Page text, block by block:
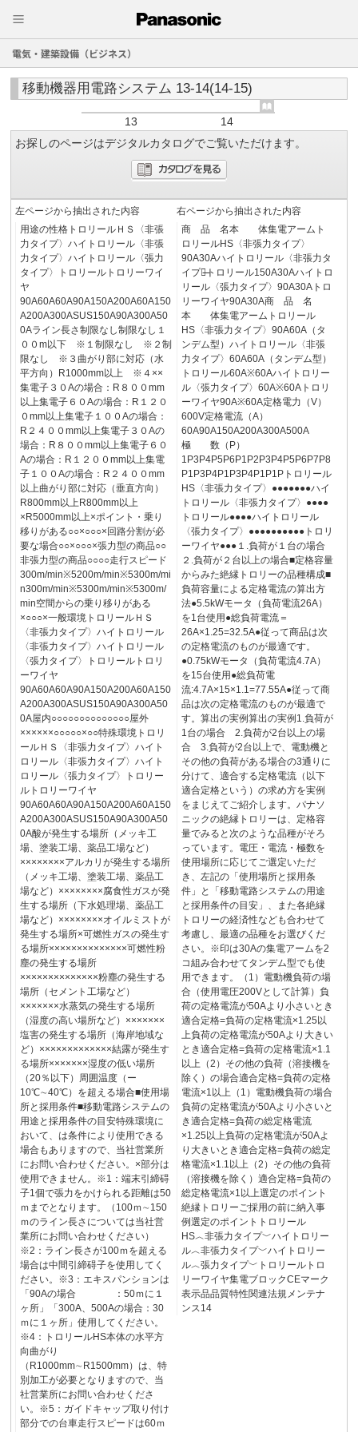
電気・建築設備（ビジネス）
移動機器用電路システム 13-14(14-15)
13
14
お探しのページはデジタルカタログでご覧いただけます。
左ページから抽出された内容
用途の性格トロリールＨＳ〈非張
力タイプ〉ハイトロリール〈非張
力タイプ〉ハイトロリール〈張力
タイプ〉トロリールトロリーワイ
ヤ
90A60A60A90A150A200A60A150
A200A300ASUS150A90A300A50
0Aライン長さ制限なし制限なし１
００m以下 ※１制限なし ※２制
限なし ※３曲がり部に対応（水
平方向）R1000mm以上 ※４××
集電子３０Aの場合：R８００mm
以上集電子６０Aの場合：R１２０
０mm以上集電子１００Aの場合：
R２４００mm以上集電子３０Aの
場合：R８００mm以上集電子６０
Aの場合：R１２００mm以上集電
子１００Aの場合：R２４００mm
以上曲がり部に対応（垂直方向）
R800mm以上R800mm以上
×R5000mm以上×ポイント・乗り
移りがある○○×○○○×回路分割が必
要な場合○○×○○○×張力型の商品○○
非張力型の商品○○○○走行スピード
300m/min※5200m/min※5300m/mi
n300m/min※5300m/min※5300m/
min空間からの乗り移りがある
×○○○×一般環境トロリールＨＳ
〈非張力タイプ〉ハイトロリール
〈非張力タイプ〉ハイトロリール
〈張力タイプ〉トロリールトロリ
ーワイヤ
90A60A60A90A150A200A60A150
A200A300ASUS150A90A300A50
0A屋内○○○○○○○○○○○○○○屋外
××××××○○○○○×○○特殊環境トロリ
ールＨＳ〈非張力タイプ〉ハイト
ロリール〈非張力タイプ〉ハイト
ロリール〈張力タイプ〉トロリー
ルトロリーワイヤ
90A60A60A90A150A200A60A150
A200A300ASUS150A90A300A50
0A酸が発生する場所（メッキ工
場、塗装工場、薬品工場など）
××××××××アルカリが発生する場所
（メッキ工場、塗装工場、薬品工
場など）××××××××腐食性ガスが発
生する場所（下水処理場、薬品工
場など）××××××××オイルミストが
発生する場所×可燃性ガスの発生す
る場所××××××××××××××可燃性粉
塵の発生する場所
××××××××××××××粉塵の発生する
場所（セメント工場など）
×××××××水蒸気の発生する場所
（湿度の高い場所など）×××××××
塩害の発生する場所（海岸地域な
ど）×××××××××××××結露が発生す
る場所×××××××湿度の低い場所
（20％以下）周囲温度（ー
10℃∼40℃）を超える場合■使用場
所と採用条件■移動電路システムの
用途と採用条件の目安特殊環境に
おいて、は条件により使用できる
場合もありますので、当社営業所
にお問い合わせください。×部分は
使用できません。※1：端末引締碍
子1個で張力をかけられる距離は50
ｍまでとなります。（100ｍ∼150
ｍのライン長さについては当社営
業所にお問い合わせください）
※2：ライン長さが100ｍを超える
場合は中間引締碍子を使用してく
ださい。※3：エキスパンションは
「90Aの場合 ：50ｍに１
ヶ所」「300A、500Aの場合：30
ｍに１ヶ所」使用してください。
※4：トロリールHS本体の水平方
向曲がり
（R1000mm∼R1500mm）は、特
別加工が必要となりますので、当
社営業所にお問い合わせくださ
い。※5：ガイドキャップ取り付け
部分での台車走行スピードは60ｍ
右ページから抽出された内容
商 品 名本 体集電アームト
ロリールHS〈非張力タイプ〉
90A30Aハイトロリール〈非張力タ
イプ〉̶̶トロリール150A30Aハイトロ
リール〈張力タイプ〉90A30Aトロ
リーワイヤ90A30A商 品 名
本 体集電アームトロリール
HS〈非張力タイプ〉90A60A（タ
ンデム型）ハイトロリール〈非張
力タイプ〉60A60A（タンデム型）
トロリール60A※60Aハイトロリー
ル〈張力タイプ〉60A※60Aトロリ
ーワイヤ90A※60A定格電力（V）
600V定格電流（A）
60A90A150A200A300A500A
極 数（P）
1P3P4P5P6P1P2P3P4P5P6P7P8
P1P3P4P1P3P4P1P1Pトロリール
HS〈非張力タイプ〉●●●●●●●ハイ
トロリール〈非張力タイプ〉●●●●
トロリール●●●●ハイトロリール
〈張力タイプ〉●●●●●●●●●●トロリ
ーワイヤ●●●１.負荷が１台の場合
２.負荷が２台以上の場合■定格容量
からみた絶縁トロリーの品種構成■
負荷容量による定格電流の算出方
法●5.5kWモータ（負荷電流26A）
を1台使用●総負荷電流＝
26A×1.25=32.5A●従って商品は次
の定格電流のものが最適です。
●0.75kWモータ（負荷電流4.7A）
を15台使用●総負荷電
流:4.7A×15×1.1=77.55A●従って商
品は次の定格電流のものが最適で
す。算出の実例算出の実例1.負荷が
1台の場合 2.負荷が2台以上の場
合 3.負荷が2台以上で、電動機と
その他の負荷がある場合の3通りに
分けて、適合する定格電流（以下
適合定格という）の求め方を実例
をまじえてご紹介します。パナソ
ニックの絶縁トロリーは、定格容
量でみると次のような品種がそろ
っています。電圧・電流・極数を
使用場所に応じてご選定いただ
き、左記の「使用場所と採用条
件」と「移動電路システムの用途
と採用条件の目安」、また各絶縁
トロリーの経済性なども合わせて
考慮し、最適の品種をお選びくだ
さい。※印は30Aの集電アームを2
コ組み合わせてタンデム型でも使
用できます。（1）電動機負荷の場
合（使用電圧200Vとして計算）負
荷の定格電流が50Aより小さいとき
適合定格=負荷の定格電流×1.25以
上負荷の定格電流が50Aより大きい
とき適合定格=負荷の定格電流×1.1
以上（2）その他の負荷（溶接機を
除く）の場合適合定格=負荷の定格
電流×1以上（1）電動機負荷の場合
負荷の定格電流が50Aより小さいと
き適合定格=負荷の総定格電流
×1.25以上負荷の定格電流が50Aよ
り大きいとき適合定格=負荷の総定
格電流×1.1以上（2）その他の負荷
（溶接機を除く）適合定格=負荷の
総定格電流×1以上選定のポイント
絶縁トロリーご採用の前に納入事
例選定のポイントトロリール
HS︿非張力タイプ﹀ハイトロリー
ル︿非張力タイプ﹀ハイトロリー
ル︿張力タイプ﹀トロリールトロ
リーワイヤ集電ブロックCEマーク
表示品品質特性関連法規メンテナ
ンス14